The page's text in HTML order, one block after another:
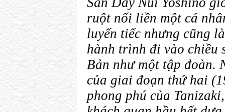
ruột nối liền một cá
luyến tiếc nhưng cũng
hành trình đi vào chiều
Bản như một tập đoàn.
của giai đoạn thứ hai
phong phú của